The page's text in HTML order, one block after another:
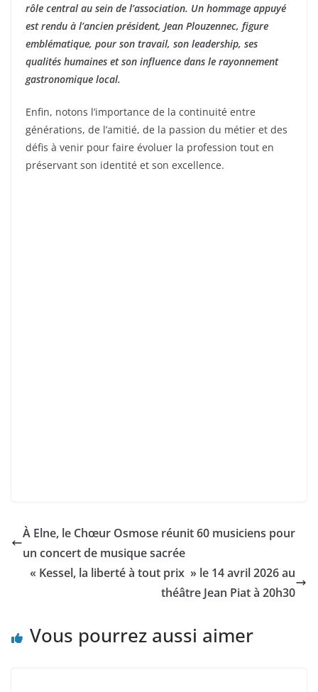
rôle central au sein de l’association. Un hommage appuyé
est rendu à l’ancien président, Jean Plouzennec, figure
emblématique, pour son travail, son leadership, ses
qualités humaines et son influence dans le rayonnement
gastronomique local.
Enfin, notons l’importance de la continuité entre
générations, de l’amitié, de la passion du métier et des
défis à venir pour faire évoluer la profession tout en
préservant son identité et son excellence.
À Elne, le Chœur Osmose réunit 60 musiciens pour
un concert de musique sacrée
« Kessel, la liberté à tout prix » le 14 avril 2026 au
théâtre Jean Piat à 20h30
Vous pourrez aussi aimer